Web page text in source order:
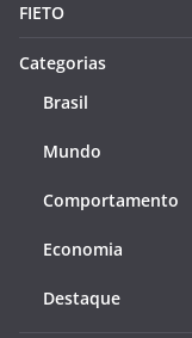
FIETO
Categorias
Brasil
Mundo
Comportamento
Economia
Destaque